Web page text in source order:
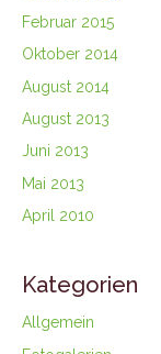
Februar 2015
Oktober 2014
August 2014
August 2013
Juni 2013
Mai 2013
April 2010
Kategorien
Allgemein